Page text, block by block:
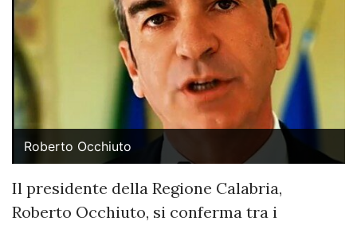
Roberto Occhiuto
Il presidente della Regione Calabria,
Roberto Occhiuto, si conferma tra i